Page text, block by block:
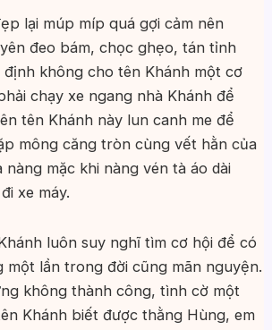
lại múp míp quá gợi cảm nên
đeo bám, chọc ghẹo, tán tỉnh
không cho tên Khánh một cơ
chạy xe ngang nhà Khánh để
tên Khánh này lun canh me để
mông căng tròn cùng vết hằn của
mặc khi nàng vén tà áo dài
xe máy.
luôn suy nghĩ tìm cơ hội để có
một lần trong đời cũng mãn nguyện.
không thành công, tình cờ một
Khánh biết được thằng Hùng, em